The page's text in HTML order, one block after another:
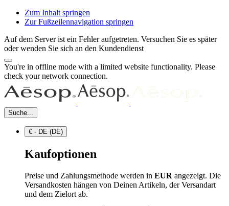
Zum Inhalt springen
Zur Fußzeilennavigation springen
Auf dem Server ist ein Fehler aufgetreten. Versuchen Sie es später
oder wenden Sie sich an den Kundendienst
You're in offline mode with a limited website functionality. Please
check your network connection.
Suche...
€ - DE (DE)
Kaufoptionen
Preise und Zahlungsmethode werden in EUR angezeigt. Die
Versandkosten hängen von Deinen Artikeln, der Versandart
und dem Zielort ab.